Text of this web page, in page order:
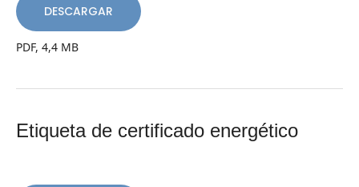
DESCARGAR
PDF, 4,4 MB
Etiqueta de certificado energético